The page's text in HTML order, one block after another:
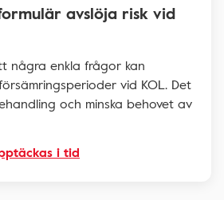
avslöja risk vid
några enkla frågor kan
vid KOL. Det
och minska behovet av
i tid